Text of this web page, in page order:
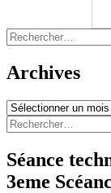
Rechercher :
Archives
Archives
Rechercher :
Séance
3eme